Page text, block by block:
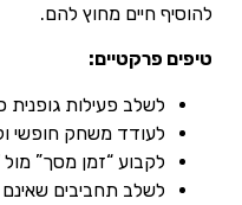
להוסיף חיים מחוץ להם.
טיפים פרקטיים:
לשלב פעילות
לעודד משחק חופשי
לקבוע “זמן מסך” מול
לשלב תחביבים שאינם